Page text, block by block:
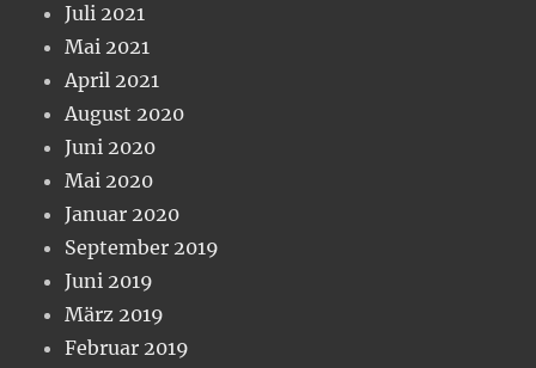
Juli 2021
Mai 2021
April 2021
August 2020
Juni 2020
Mai 2020
Januar 2020
September 2019
Juni 2019
März 2019
Februar 2019